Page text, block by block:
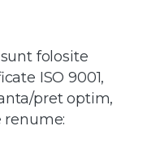
folosite
ISO 9001,
pret optim,
renume: